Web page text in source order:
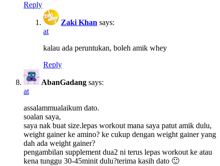
Reply
Zaki Khan says:
at
kalau ada peruntukan, boleh amik whey
Reply
AbanGadang says:
at
assalammualaikum dato.
soalan saya,
saya nak buat size.lepas workout mana saya patut amik dulu,
weight gainer ke amino? ke cukup dengan weight gainer yang
dah ada weight gainer?
pengambilan supplement dua2 ni terus lepas workout ke atau
kena tunggu 30-45minit dulu?terima kasih dato 🙂